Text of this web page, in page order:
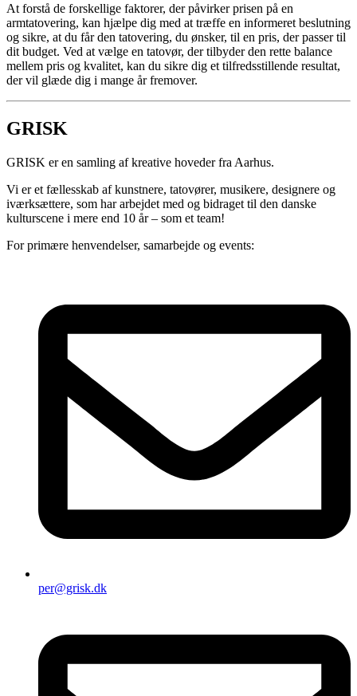
At forstå de forskellige faktorer, der påvirker prisen på en
armtatovering, kan hjælpe dig med at træffe en informeret beslutning
og sikre, at du får den tatovering, du ønsker, til en pris, der passer til
dit budget. Ved at vælge en tatovør, der tilbyder den rette balance
mellem pris og kvalitet, kan du sikre dig et tilfredsstillende resultat,
der vil glæde dig i mange år fremover.
GRISK
GRISK er en samling af kreative hoveder fra Aarhus.
Vi er et fællesskab af kunstnere, tatovører, musikere, designere og
iværksættere, som har arbejdet med og bidraget til den danske
kulturscene i mere end 10 år – som et team!
For primære henvendelser, samarbejde og events:
per@grisk.dk